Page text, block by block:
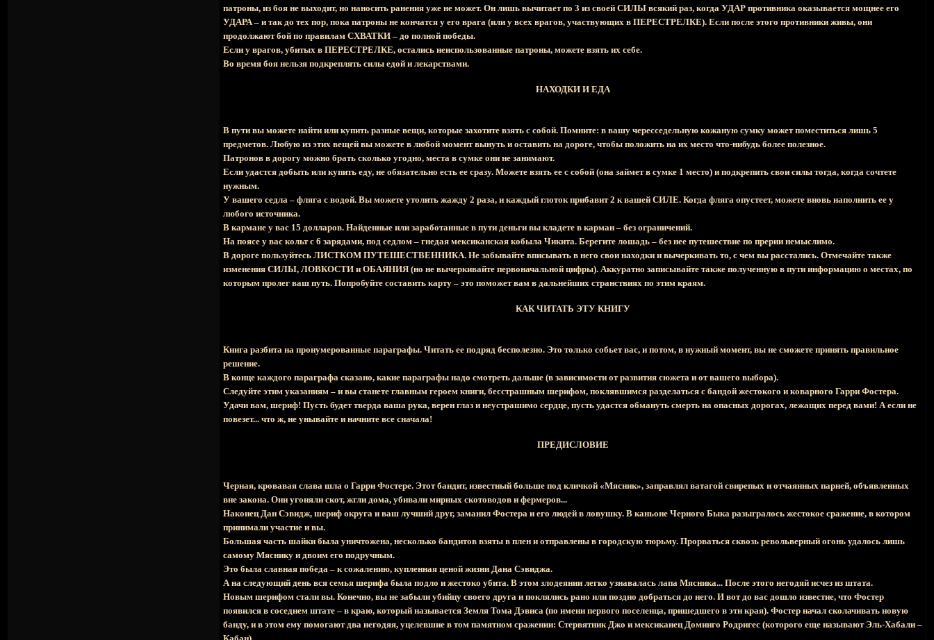
патроны, из боя не выходит, но наносить ранения уже не может. Он лишь вычитает по 3 из своей СИЛЫ всякий раз, когда УДАР противника оказывается мощнее его
УДАРА – и так до тех пор, пока патроны не кончатся у его врага (или у всех врагов, участвующих в ПЕРЕСТРЕЛКЕ). Если после этого противники живы, они
продолжают бой по правилам СХВАТКИ – до полной победы.
Если у врагов, убитых в ПЕРЕСТРЕЛКЕ, остались неиспользованные патроны, можете взять их себе.
Во время боя нельзя подкреплять силы едой и лекарствами.
НАХОДКИ И ЕДА
В пути вы можете найти или купить разные вещи, которые захотите взять с собой. Помните: в вашу чересседельную кожаную сумку может поместиться лишь 5
предметов. Любую из этих вещей вы можете в любой момент вынуть и оставить на дороге, чтобы положить на их место что-нибудь более полезное.
Патронов в дорогу можно брать сколько угодно, места в сумке они не занимают.
Если удастся добыть или купить еду, не обязательно есть ее сразу. Можете взять ее с собой (она займет в сумке 1 место) и подкрепить свои силы тогда, когда сочтете
нужным.
У вашего седла – фляга с водой. Вы можете утолить жажду 2 раза, и каждый глоток прибавит 2 к вашей СИЛЕ. Когда фляга опустеет, можете вновь наполнить ее у
любого источника.
В кармане у вас 15 долларов. Найденные или заработанные в пути деньги вы кладете в карман – без ограничений.
На поясе у вас кольт с 6 зарядами, под седлом – гнедая мексиканская кобыла Чикита. Берегите лошадь – без нее путешествие по прерии немыслимо.
В дороге пользуйтесь ЛИСТКОМ ПУТЕШЕСТВЕННИКА. Не забывайте вписывать в него свои находки и вычеркивать то, с чем вы расстались. Отмечайте также
изменения СИЛЫ, ЛОВКОСТИ и ОБАЯНИЯ (но не вычеркивайте первоначальной цифры). Аккуратно записывайте также полученную в пути информацию о местах, по
которым пролег ваш путь. Попробуйте составить карту – это поможет вам в дальнейших странствиях по этим краям.
КАК ЧИТАТЬ ЭТУ КНИГУ
Книга разбита на пронумерованные параграфы. Читать ее подряд бесполезно. Это только собьет вас, и потом, в нужный момент, вы не сможете принять правильное
решение.
В конце каждого параграфа сказано, какие параграфы надо смотреть дальше (в зависимости от развития сюжета и от вашего выбора).
Следуйте этим указаниям – и вы станете главным героем книги, бесстрашным шерифом, поклявшимся разделаться с бандой жестокого и коварного Гарри Фостера.
Удачи вам, шериф! Пусть будет тверда ваша рука, верен глаз и неустрашимо сердце, пусть удастся обмануть смерть на опасных дорогах, лежащих перед вами! А если не
повезет... что ж, не унывайте и начните все сначала!
ПРЕДИСЛОВИЕ
Черная, кровавая слава шла о Гарри Фостере. Этот бандит, известный больше под кличкой «Мясник», заправлял ватагой свирепых и отчаянных парней, объявленных
вне закона. Они угоняли скот, жгли дома, убивали мирных скотоводов и фермеров...
Наконец Дан Сэвидж, шериф округа и ваш лучший друг, заманил Фостера и его людей в ловушку. В каньоне Черного Быка разыгралось жестокое сражение, в котором
принимали участие и вы.
Большая часть шайки была уничтожена, несколько бандитов взяты в плен и отправлены в городскую тюрьму. Прорваться сквозь револьверный огонь удалось лишь
самому Мяснику и двоим его подручным.
Это была славная победа – к сожалению, купленная ценой жизни Дана Сэвиджа.
А на следующий день вся семья шерифа была подло и жестоко убита. В этом злодеянии легко узнавалась лапа Мясника... После этого негодяй исчез из штата.
Новым шерифом стали вы. Конечно, вы не забыли убийцу своего друга и поклялись рано или поздно добраться до него. И вот до вас дошло известие, что Фостер
появился в соседнем штате – в краю, который называется Земля Тома Дэвиса (по имени первого поселенца, пришедшего в эти края). Фостер начал сколачивать новую
банду, и в этом ему помогают два негодяя, уцелевшие в том памятном сражении: Стервятник Джо и мексиканец Доминго Родригес (которого еще называют Эль-Хабали –